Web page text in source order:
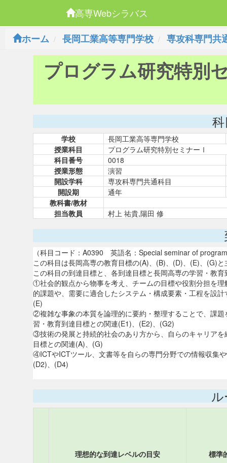
高専Webシラバス
ホーム
長岡工業高等専門学校 専攻科専門共
プログラム研究特別
学校
長岡工業高等専門学校
授業科目
プログラム研究特別セミナーⅠ
科目番号
0018
授業形態
演習
開設学科
専攻科専門共通科目
開設期
通年
教科書/教材
担当教員
村上 祐貴,陽田 修
（科目コード：A0390 英語名：Special seminar of
この科目は長岡高専の教育目標の(A)、(B)、(D)、(E)、(G)
この科目の到達目標と、各到達目標と長岡高専の学習・教
①社会的観点から物事を考え、チームの目標や役割分担を
的課題や、需要に適合したシステム・構成要素・工程を設
(E)
②複雑な事象の本質を論理的に要約・整理することで、課
習・教育到達目標との関連(E1)、(E2)、(G2)
③技術の発展と持続的社会のあり方から、自らのキャリア
目標との関連(A)、(G)
④ICTやICTツール、文書等を自らの専門分野での情報収集
(D2)、(D4)
理想的な到達レベルの目安 標準